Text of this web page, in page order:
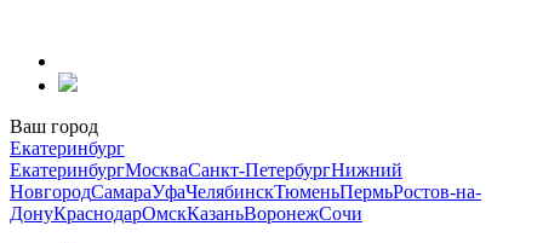
содержанию
Ваш город
Екатеринбург
ЕкатеринбургМоскваСанкт-ПетербургНижний
НовгородСамараУфаЧелябинскТюменьПермьРостов-на-
ДонуКраснодарОмскКазаньВоронежСочи